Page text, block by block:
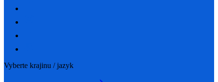
Vyberte krajinu / jazyk